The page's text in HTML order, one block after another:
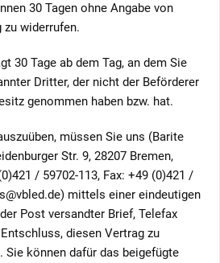
30 Tagen ohne Angabe von
zu widerrufen.
30 Tage ab dem Tag, an dem Sie
Dritter, der nicht der Beförderer
genommen haben bzw. hat.
müssen Sie uns (Barite
Str. 9, 28207 Bremen,
/ 59702-113, Fax: +49 (0)421 /
mittels einer eindeutigen
Post versandter Brief, Telefax
diesen Vertrag zu
Sie können dafür das beigefügte